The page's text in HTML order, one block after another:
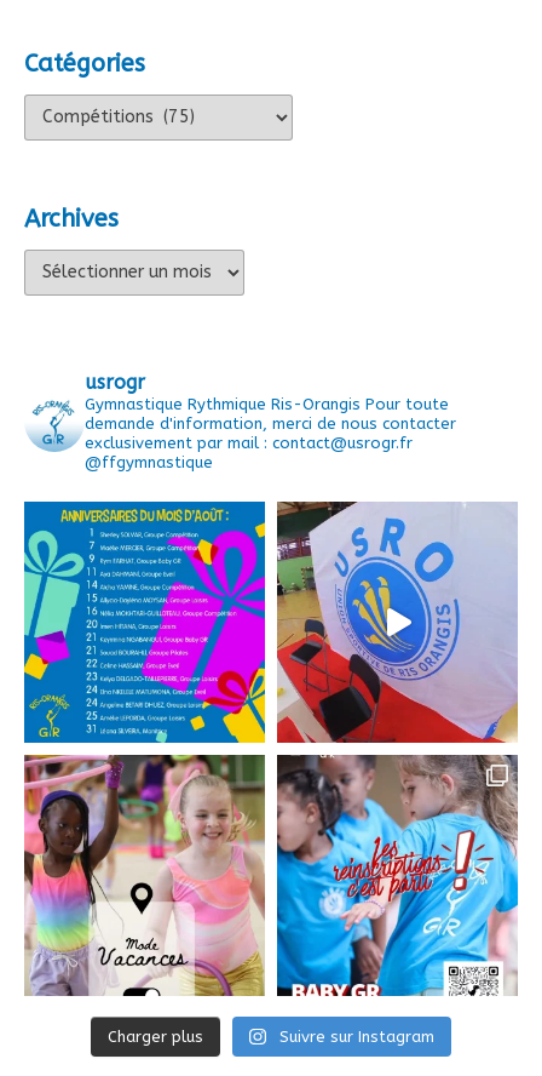
Catégories
Catégories
Archives
Archives
usrogr
Gymnastique Rythmique Ris-Orangis Pour toute
demande d'information, merci de nous contacter
exclusivement par mail : contact@usrogr.fr
@ffgymnastique
Charger plus Suivre sur Instagram